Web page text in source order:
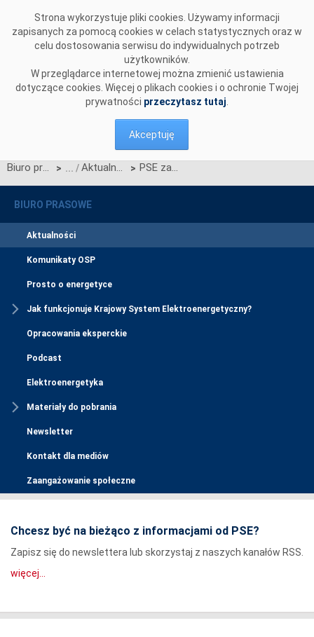
Strona wykorzystuje pliki cookies. Używamy informacji
zapisanych za pomocą cookies w celach statystycznych oraz w
celu dostosowania serwisu do indywidualnych potrzeb
użytkowników.
W przeglądarce internetowej można zmienić ustawienia
dotyczące cookies. Więcej o plikach cookies i o ochronie Twojej
prywatności przeczytasz tutaj
Akceptuję
Biuro prasowe > Aktualności > PSE zawarły umowy ramowe z wykonawcami wyłonionymi w dwóch postępowaniach na roboty budowlano-montażowe
BIURO PRASOWE
Aktualności
Komunikaty OSP
Prosto o energetyce
Jak funkcjonuje Krajowy System Elektroenergetyczny?
Opracowania eksperckie
Podcast
Elektroenergetyka
Materiały do pobrania
Newsletter
Kontakt dla mediów
Zaangażowanie społeczne
Chcesz być na bieżąco z informacjami od PSE?
Zapisz się do newslettera lub skorzystaj z naszych kanałów RSS.
więcej...